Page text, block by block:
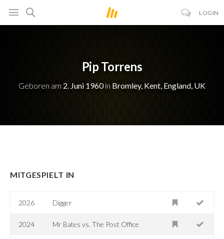
LOGIN
Pip Torrens
Geboren am 2. Juni 1960in Bromley, Kent, England, UK
MITGESPIELT IN
2026 Digger
2024 Mr Bates vs. The Post Office